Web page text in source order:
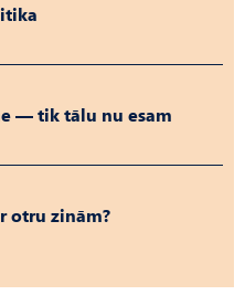
— tik tālu nu esam
otru zinām?